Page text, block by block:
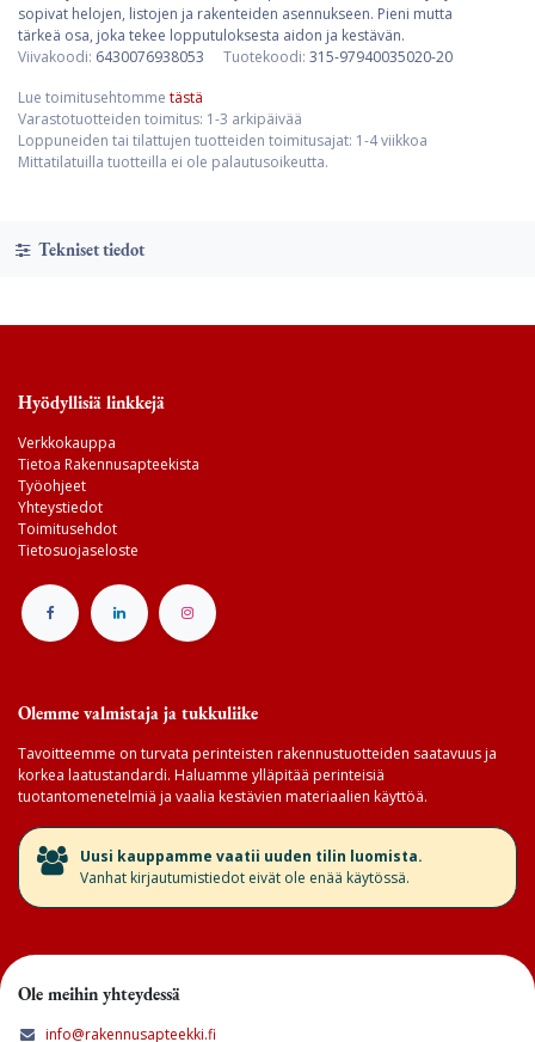
sopivat helojen, listojen ja rakenteiden asennukseen. Pieni mutta
tärkeä osa, joka tekee lopputuloksesta aidon ja kestävän.
Viivakoodi: 6430076938053 Tuotekoodi: 315-97940035020-20
Lue toimitusehtomme tästä
Varastotuotteiden toimitus: 1-3 arkipäivää
Loppuneiden tai tilattujen tuotteiden toimitusajat: 1-4 viikkoa
Mittatilatuilla tuotteilla ei ole palautusoikeutta.
Tekniset tiedot
Hyödyllisiä linkkejä
Verkkokauppa
Tietoa Rakennusapteekista
Työohjeet
Yhteystiedot
Toimitusehdot
Tietosuojaseloste
Olemme valmistaja ja tukkuliike
Tavoitteemme on turvata perinteisten rakennustuotteiden saatavuus ja
korkea laatustandardi. Haluamme ylläpitää perinteisiä
tuotantomenetelmiä ja vaalia kestävien materiaalien käyttöä.
​Uusi kauppamme vaatii uuden tilin luomista.
Vanhat kirjautumistiedot eivät ole enää käytössä.
Ole meihin yhteydessä
info@rakennusapteekki.fi